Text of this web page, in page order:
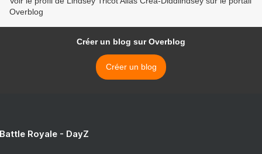
Overblog
Créer un blog sur Overblog
Créer un blog
Royale - DayZ